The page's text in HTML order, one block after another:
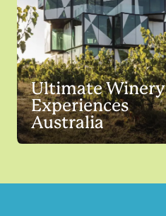
Ultimate Winery
Experiences
Australia